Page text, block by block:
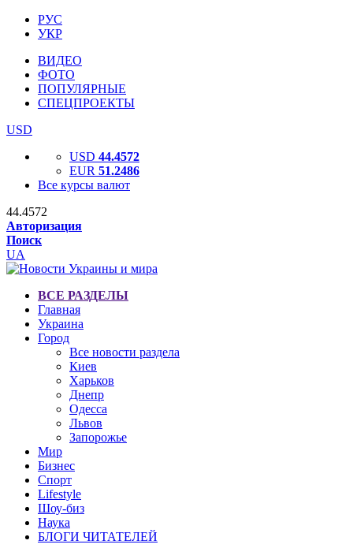
РУС
УКР
ВИДЕО
ФОТО
ПОПУЛЯРНЫЕ
СПЕЦПРОЕКТЫ
USD
USD 44.4572
EUR 51.2486
Все курсы валют
44.4572
Авторизация
Поиск
UA
ВСЕ РАЗДЕЛЫ
Главная
Украина
Город
Все новости раздела
Киев
Харьков
Днепр
Одесса
Львов
Запорожье
Мир
Бизнес
Спорт
Lifestyle
Шоу-биз
Наука
БЛОГИ ЧИТАТЕЛЕЙ